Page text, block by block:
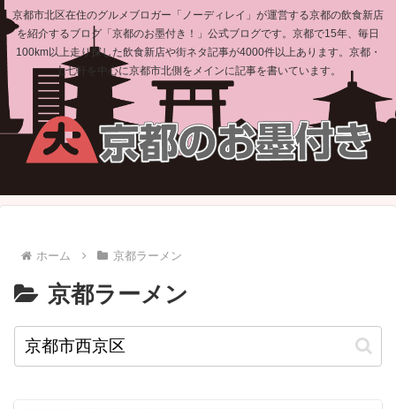
京都市北区在住のグルメブロガー「ノーディレイ」が運営する京都の飲食新店
を紹介するブログ「京都のお墨付き！」公式ブログです。京都で15年、毎日
100km以上走り探した飲食新店や街ネタ記事が4000件以上あります。京都・
上七軒を中心に京都市北側をメインに記事を書いています。
ホーム 京都ラーメン
京都ラーメン